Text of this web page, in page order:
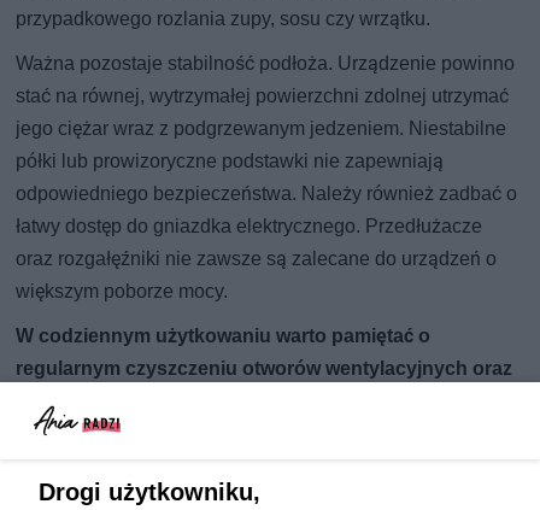
przypadkowego rozlania zupy, sosu czy wrzątku.
Ważna pozostaje stabilność podłoża. Urządzenie powinno
stać na równej, wytrzymałej powierzchni zdolnej utrzymać
jego ciężar wraz z podgrzewanym jedzeniem. Niestabilne
półki lub prowizoryczne podstawki nie zapewniają
odpowiedniego bezpieczeństwa. Należy również zadbać o
łatwy dostęp do gniazdka elektrycznego. Przedłużacze
oraz rozgałęźniki nie zawsze są zalecane do urządzeń o
większym poborze mocy.
W codziennym użytkowaniu warto pamiętać o
regularnym czyszczeniu otworów wentylacyjnych oraz
wnętrza urządzenia. Nagromadzony tłuszcz i resztki
jedzenia mogą nie tylko powodować nieprzyjemny
Drogi użytkowniku,